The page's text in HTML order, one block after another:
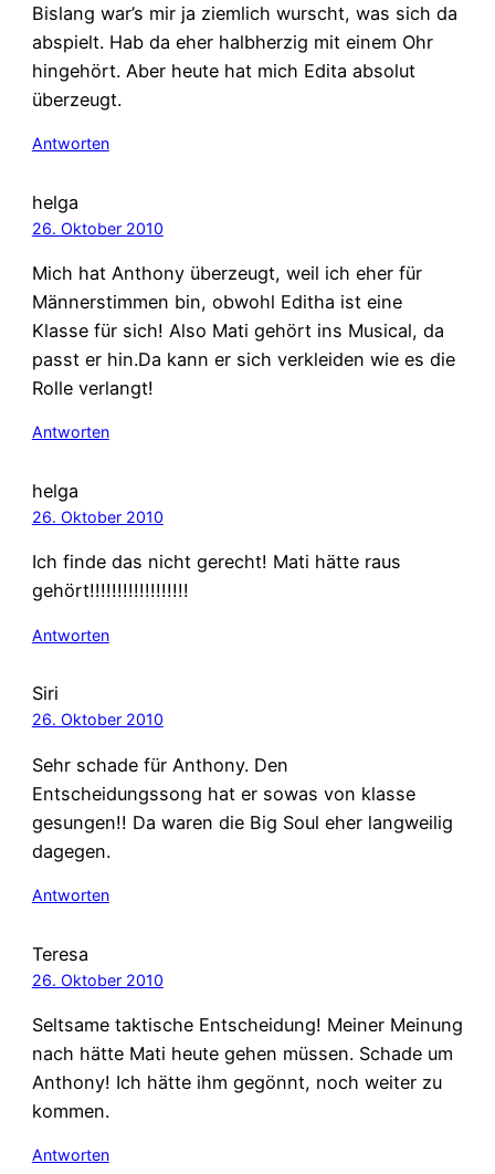
Bislang war’s mir ja ziemlich wurscht, was sich da
abspielt. Hab da eher halbherzig mit einem Ohr
hingehört. Aber heute hat mich Edita absolut
überzeugt.
Antworten
helga
26. Oktober 2010
Mich hat Anthony überzeugt, weil ich eher für
Männerstimmen bin, obwohl Editha ist eine
Klasse für sich! Also Mati gehört ins Musical, da
passt er hin.Da kann er sich verkleiden wie es die
Rolle verlangt!
Antworten
helga
26. Oktober 2010
Ich finde das nicht gerecht! Mati hätte raus
gehört!!!!!!!!!!!!!!!!!!
Antworten
Siri
26. Oktober 2010
Sehr schade für Anthony. Den
Entscheidungssong hat er sowas von klasse
gesungen!! Da waren die Big Soul eher langweilig
dagegen.
Antworten
Teresa
26. Oktober 2010
Seltsame taktische Entscheidung! Meiner Meinung
nach hätte Mati heute gehen müssen. Schade um
Anthony! Ich hätte ihm gegönnt, noch weiter zu
kommen.
Antworten